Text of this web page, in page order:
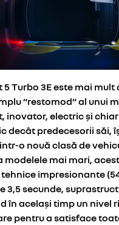
5 Turbo 3E este mai
“restomod“ al unui
inovator, electric și
decât predecesorii săi,
o nouă clasă de
modelele mai mari,
impresionante
3,5 secunde,
în același timp un nivel
pentru a satisface